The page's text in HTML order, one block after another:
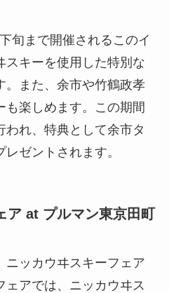
旬まで開催されるこのイ
スキーを使用した特別な
。また、余市や竹鶴政孝
も楽しめます。この期間
われ、特典として余市タ
ゼントされます。
ア at プルマン東京田町
ニッカウヰスキーフェア
ェアでは、ニッカウヰス